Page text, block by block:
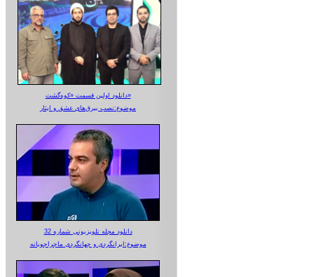
دانلود اولین قسمت «کوه‌گشت»
موضوع:نصب بیرق‌های عشق و ایثار
دانلود مجله تلویزیونی شماره 32
موضوع:ایرانگردی و جهانگردی ماجراجویانه